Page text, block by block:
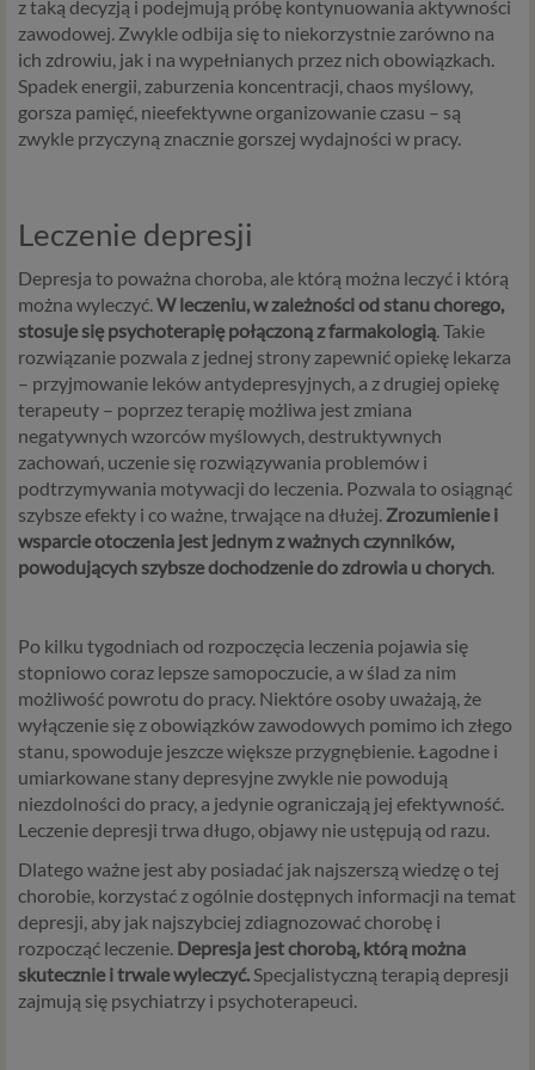
z taką decyzją i podejmują próbę kontynuowania aktywności
zawodowej. Zwykle odbija się to niekorzystnie zarówno na
ich zdrowiu, jak i na wypełnianych przez nich obowiązkach.
Spadek energii, zaburzenia koncentracji, chaos myślowy,
gorsza pamięć, nieefektywne organizowanie czasu – są
zwykle przyczyną znacznie gorszej wydajności w pracy.
Leczenie depresji
Depresja to poważna choroba, ale którą można leczyć i którą
można wyleczyć.W leczeniu, w zależności od stanu chorego,
stosuje się psychoterapię połączoną z farmakologią. Takie
rozwiązanie pozwala z jednej strony zapewnić opiekę lekarza
– przyjmowanie leków antydepresyjnych, a z drugiej opiekę
terapeuty – poprzez terapię możliwa jest zmiana
negatywnych wzorców myślowych, destruktywnych
zachowań, uczenie się rozwiązywania problemów i
podtrzymywania motywacji do leczenia. Pozwala to osiągnąć
szybsze efekty i co ważne, trwające na dłużej. Zrozumienie i
wsparcie otoczenia jest jednym z ważnych czynników,
powodujących szybsze dochodzenie do zdrowia u chorych.
Po kilku tygodniach od rozpoczęcia leczenia pojawia się
stopniowo coraz lepsze samopoczucie, a w ślad za nim
możliwość powrotu do pracy. Niektóre osoby uważają, że
wyłączenie się z obowiązków zawodowych pomimo ich złego
stanu, spowoduje jeszcze większe przygnębienie. Łagodne i
umiarkowane stany depresyjne zwykle nie powodują
niezdolności do pracy, a jedynie ograniczają jej efektywność.
Leczenie depresji trwa długo, objawy nie ustępują od razu.
Dlatego ważne jest aby posiadać jak najszerszą wiedzę o tej
chorobie, korzystać z ogólnie dostępnych informacji na temat
depresji, aby jak najszybciej zdiagnozować chorobę i
rozpocząć leczenie. Depresja jest chorobą, którą można
skutecznie i trwale wyleczyć.Specjalistyczną terapią depresji
zajmują się psychiatrzy i psychoterapeuci.
informacji przedstawiamy skrót najważniejszych
zagadnień dotyczących przetwarzania Twoich danych
osobowych, jakie może mieć miejsce po 25 maja 2018 r. w
związku z korzystaniem z naszych usług. Prosimy Cię o jej
przeczytanie, nie zajmie to więcej niż kilka minut.
zidentyfikowanej lub możliwej do zidentyfikowania
serwisu takimi danymi są np. adres e-mail, adres IP lub
Twoje dane w serwisie konsultacyjnym czy w innej
usłudze oferowanej przez Psychoradę. Dane osobowe
mogą być zapisywane w plikach cookies lub podobnych
technologiach (np. local storage) instalowanych przez nas
lub naszych Zaufanych Partnerów na naszych stronach i
urządzeniach, których używasz podczas korzystania z
naszych usług.
Podstawa i cel przetwarzania
Przetwarzanie danych osobowych wymaga podstawy
przypadkach korzystania z naszych usług wystąpią, co do
zasady trzy z nich:
Niezbędność przetwarzania do zawarcia lub
wykonania umowy, której jesteś stroną. Umowa to,
w naszym przypadku, regulamin serwisu i
informacje na stronach ofertowych danej usługi.
Jeśli zatem zawieramy z Tobą umowę o realizację
danej usługi, to możemy przetwarzać Twoje dane w
zakresie niezbędnym do realizacji tej umowy. W
przypadku, gdy zakładasz u nas konto, to umowa o
dostarczenie tego konta upoważnia nas do
przetwarzania danych niezbędnych do jego
zapewnienia (np. danych podanych przez Ciebie w
profilu tego konta). Bez tej możliwości nie bylibyśmy